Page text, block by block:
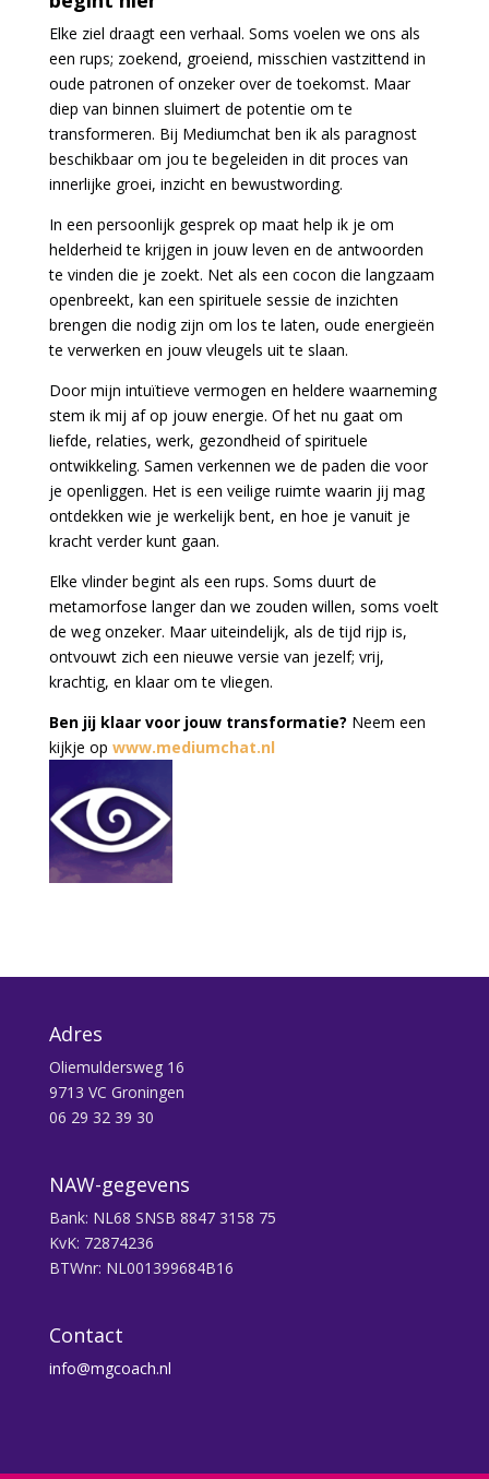
Elke ziel draagt een verhaal. Soms voelen we ons als
een rups; zoekend, groeiend, misschien vastzittend in
oude patronen of onzeker over de toekomst. Maar
diep van binnen sluimert de potentie om te
transformeren. Bij Mediumchat ben ik als paragnost
beschikbaar om jou te begeleiden in dit proces van
innerlijke groei, inzicht en bewustwording.
In een persoonlijk gesprek op maat help ik je om
helderheid te krijgen in jouw leven en de antwoorden
te vinden die je zoekt. Net als een cocon die langzaam
openbreekt, kan een spirituele sessie de inzichten
brengen die nodig zijn om los te laten, oude energieën
te verwerken en jouw vleugels uit te slaan.
Door mijn intuïtieve vermogen en heldere waarneming
stem ik mij af op jouw energie. Of het nu gaat om
liefde, relaties, werk, gezondheid of spirituele
ontwikkeling. Samen verkennen we de paden die voor
je openliggen. Het is een veilige ruimte waarin jij mag
ontdekken wie je werkelijk bent, en hoe je vanuit je
kracht verder kunt gaan.
Elke vlinder begint als een rups. Soms duurt de
metamorfose langer dan we zouden willen, soms voelt
de weg onzeker. Maar uiteindelijk, als de tijd rijp is,
ontvouwt zich een nieuwe versie van jezelf; vrij,
krachtig, en klaar om te vliegen.
Ben jij klaar voor jouw transformatie? Neem een
kijkje op www.mediumchat.nl
Adres
Oliemuldersweg 16
9713 VC Groningen
06 29 32 39 30
NAW-gegevens
Bank: NL68 SNSB 8847 3158 75
KvK: 72874236
BTWnr: NL001399684B16
Contact
info@mgcoach.nl